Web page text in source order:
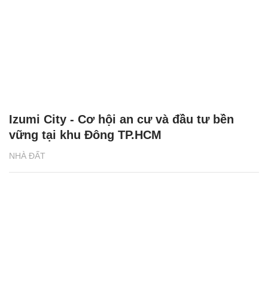
NHÀ ĐẤT
Izumi City - Cơ hội an cư và đầu tư bền
vững tại khu Đông TP.HCM